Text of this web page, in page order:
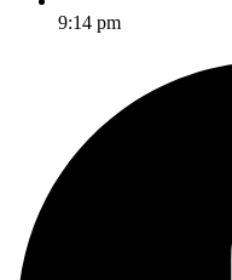
9:14 pm